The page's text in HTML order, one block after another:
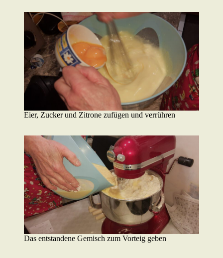
Eier, Zucker und Zitrone zufügen und verrühren
Das entstandene Gemisch zum Vorteig geben